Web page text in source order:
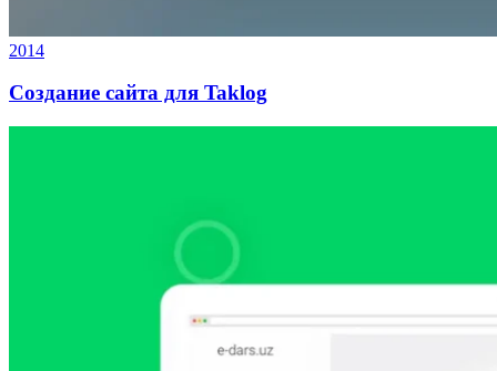
2014
Создание сайта для Taklog